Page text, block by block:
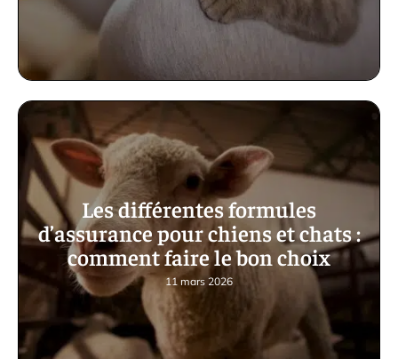
Les différentes formules
d’assurance pour chiens et chats :
comment faire le bon choix
11 mars 2026